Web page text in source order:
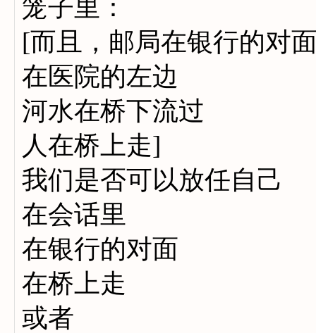
笼子里：
[而且，邮局在银行的对
在医院的左边
河水在桥下流过
人在桥上走]
我们是否可以放任自己
在会话里
在银行的对面
在桥上走
或者